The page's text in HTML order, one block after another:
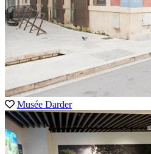
Musée Darder